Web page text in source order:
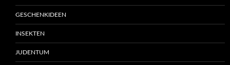
GESCHENKIDEEN
INSEKTEN
JUDENTUM